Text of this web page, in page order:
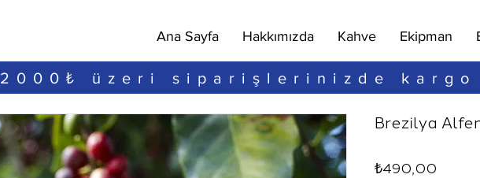
Ana Sayfa Hakkımızda Kahve Ekipman
Brezilya
₺490,00
2000₺ üzeri siparişlerinizde kargo